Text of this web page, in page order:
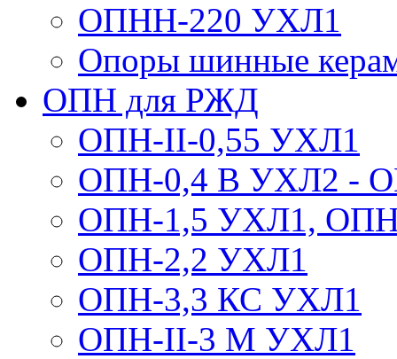
ОПНН-220 УХЛ1
Опоры шинные
ОПН для РЖД
ОПН-II-0,55 УХЛ1
ОПН-0,4 В УХЛ2 -
ОПН-1,5 УХЛ1,
ОПН-2,2 УХЛ1
ОПН-3,3 КС УХЛ1
ОПН-II-3 М УХЛ1